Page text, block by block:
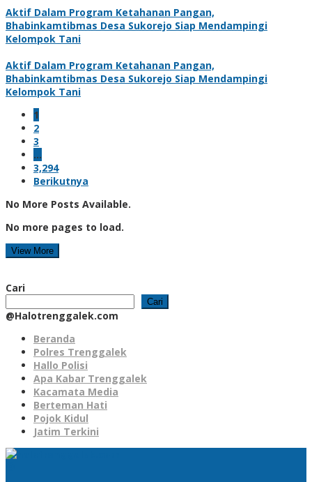
Aktif Dalam Program Ketahanan Pangan,
Bhabinkamtibmas Desa Sukorejo Siap Mendampingi
Kelompok Tani
Aktif Dalam Program Ketahanan Pangan,
Bhabinkamtibmas Desa Sukorejo Siap Mendampingi
Kelompok Tani
1
2
3
…
3,294
Berikutnya
No More Posts Available.
No more pages to load.
View More
Cari
Cari
@Halotrenggalek.com
Beranda
Polres Trenggalek
Hallo Polisi
Apa Kabar Trenggalek
Kacamata Media
Berteman Hati
Pojok Kidul
Jatim Terkini